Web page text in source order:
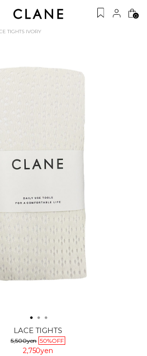
0
TIGHTS IVORY
LACE TIGHTS
5,500yen 50%OFF
2,750yen